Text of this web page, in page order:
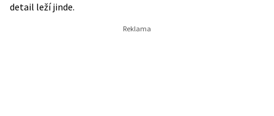
detail leží jinde.